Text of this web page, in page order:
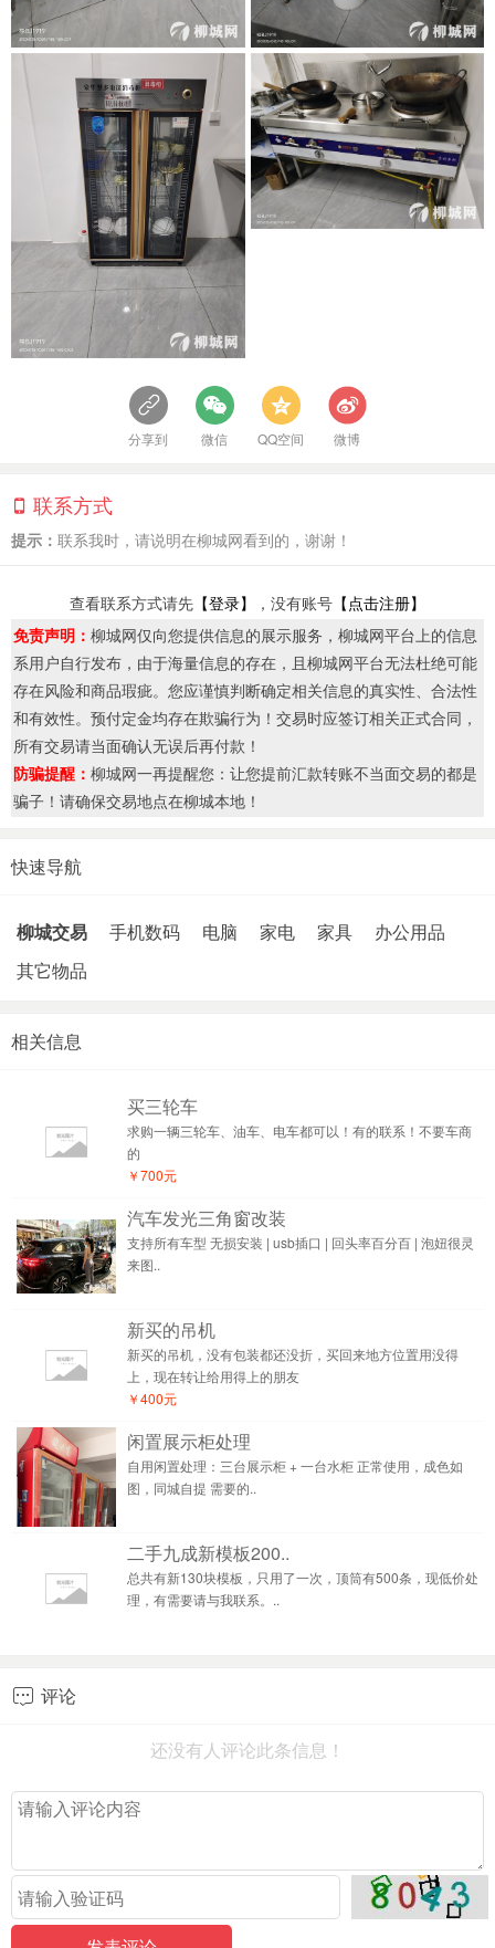
分享到 微信 QQ空间 微博
联系方式
提示： 联系我时，请说明在柳城网看到的，谢谢！
查看联系方式请先 【登录】 ，没有账号 【点击注册】
免责声明： 柳城网仅向您提供信息的展示服务，柳城网平台上的信息
系用户自行发布，由于海量信息的存在，且柳城网平台无法杜绝可能
存在风险和商品瑕疵。您应谨慎判断确定相关信息的真实性、合法性
和有效性。预付定金均存在欺骗行为！交易时应签订相关正式合同，
所有交易请当面确认无误后再付款！
防骗提醒： 柳城网一再提醒您：让您提前汇款转账不当面交易的都是
骗子！请确保交易地点在柳城本地！
快速导航
柳城交易 手机数码 电脑 家电 家具
办公用品
其它物品
相关信息
买三轮车
求购一辆三轮车、油车、电车都可以！有的联系！不要车商
的
￥700元
汽车发光三角窗改装
支持所有车型 无损安装 | usb插口 | 回头率百分百 | 泡妞很灵
来图..
新买的吊机
新买的吊机，没有包装都还没折，买回来地方位置用没得
上，现在转让给用得上的朋友
￥400元
闲置展示柜处理
自用闲置处理：三台展示柜 + 一台水柜 正常使用，成色如
图，同城自提 需要的..
二手九成新模板200..
总共有新130块模板，只用了一次，顶筒有500条，现低价处
理，有需要请与我联系。..
 评论
还没有人评论此条信息！